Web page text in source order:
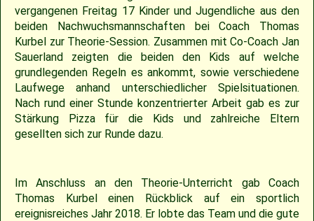
vergangenen Freitag 17 Kinder und Jugendliche aus den
beiden Nachwuchsmannschaften bei Coach Thomas
Kurbel zur Theorie-Session. Zusammen mit Co-Coach Jan
Sauerland zeigten die beiden den Kids auf welche
grundlegenden Regeln es ankommt, sowie verschiedene
Laufwege anhand unterschiedlicher Spielsituationen.
Nach rund einer Stunde konzentrierter Arbeit gab es zur
Stärkung Pizza für die Kids und zahlreiche Eltern
gesellten sich zur Runde dazu.
Im Anschluss an den Theorie-Unterricht gab Coach
Thomas Kurbel einen Rückblick auf ein sportlich
ereignisreiches Jahr 2018. Er lobte das Team und die gute
2018
2017
2016
2015
2013
22.04.2023 – Cavemen 2 vs Ulm Falcons
30.04.2022 – Softballspieltag 30.05.2019 – Jugendspiel in Ravensburg
11.05.2019 – Jugendspiel in Reutlingen
05.05.2019 – Landesligaspiel gegen die Ladenburg Romans
01.05.2019 – Pokalspiel gegen Ellwangen
14.06.2017 – Pfingstturnier Steinheim 2017
25.05.2017 – Jugendspiel gegen Herrenberg
21.05.2017 – Spiel gegen Neuenburg
13.05.2017 – Jugendspiel in Herrenberg
08.04.2017 – Pokalauftakt gegen die Freiburg Knights
26./27.05.2012 – 25. Pfingstturnier in Steinheim
29.04.2012 – Landesliga Bretten Kangaroos vs. Cavemen
15.04.2012 – Jugend Cavemen vs. Gammertingen
03.07.2011 – Softball-Landesligaspiel Cavemen vs. Nagold Mohawks
11./12.06.2011 – Jubiläumsturnier 25 Jahre Red Phantoms Steinheim
01.05.2011 – Landesligaspiel Cavemen vs. Bad Mergentheim Warriors
10.04.2011 – Pokelspiel Cavemen vs. Karlsruhe Cougars
Sponsoring
Saison 2019
Saison 2018
Saison 2017
Saison 2016
Saison 2014
Jugend Landesliga I 2025
Slowpitch Softball RNL 2025
Spielberichte 2025
Cavemen-News 2025
Jugend Landesliga III 2024
Slowpitch Softball RNL 2024
Spielberichte 2024
Cavemen-News 2024
Jugend Landesliga III 2023
Spielberichte 2023
Cavemen-News 2023
Spielberichte 2022
Cavemen-News 2022
Cavemen-News 2013
Spielberichte 2012
Cavemen-News 2012